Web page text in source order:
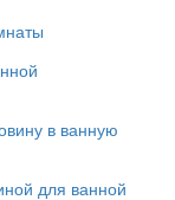
в ванную
для ванной